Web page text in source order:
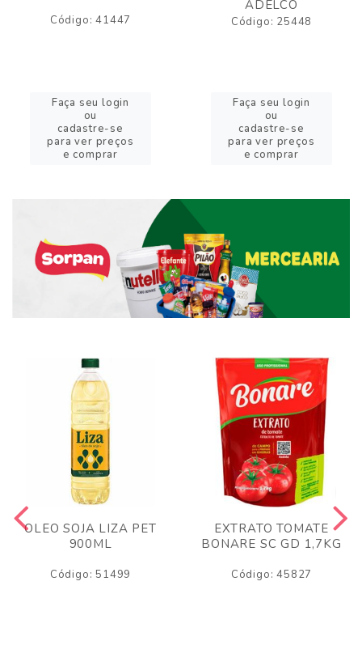
Código: 41447
Faça seu login
ou
cadastre-se
para ver preços
e comprar
ADELCO
Código: 25448
Faça seu login
ou
cadastre-se
para ver preços
e comprar
OLEO SOJA LIZA PET
900ML
Código: 51499
EXTRATO TOMATE
BONARE SC GD 1,7KG
Código: 45827